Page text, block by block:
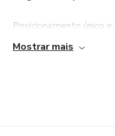
Posicionamento único
Mostrar mais